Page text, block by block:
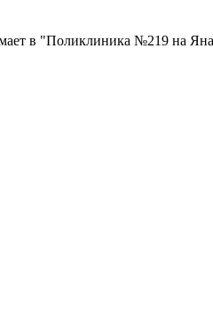
в "Поликлиника №219 на